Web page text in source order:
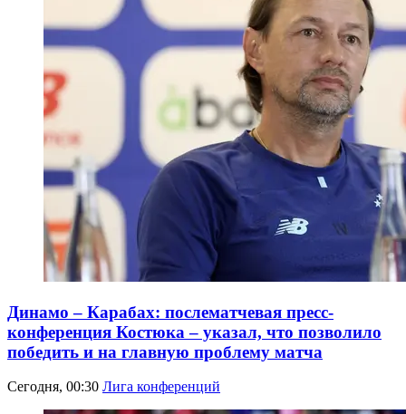
Динамо – Карабах: послематчевая пресс-
конференция Костюка – указал, что позволило
победить и на главную проблему матча
Сегодня, 00:30 Лига конференций